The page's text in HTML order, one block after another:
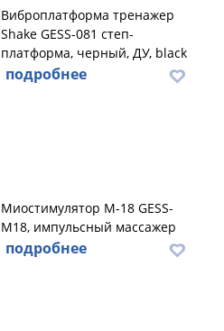
Виброплатформа тренажер
Shake GESS-081 степ-
платформа, черный, ДУ, black
подробнее
Миостимулятор М-18 GESS-
M18, импульсный массажер
подробнее